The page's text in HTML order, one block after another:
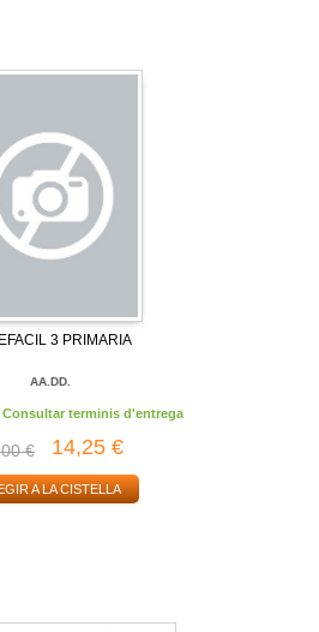
3 PRIMARIA
AA.DD.
Consultar terminis d'entrega
€ 14,25 €
A LA CISTELLA